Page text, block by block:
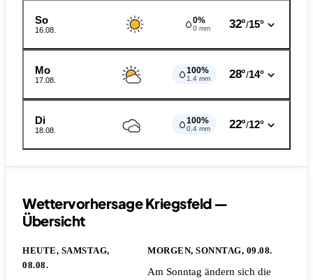
So
16.08.
0%
0 mm 32°/15°
Mo
17.08.
100%
1.4 mm 28°/14°
Di
18.08.
100%
0.4 mm 22°/12°
Wettervorhersage Kriegsfeld —
Übersicht
HEUTE, SAMSTAG,
08.08.
MORGEN, SONNTAG, 09.08.
Am Sonntag ändern sich die